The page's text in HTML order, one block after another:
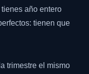
año entero
tienen que
trimestre el mismo